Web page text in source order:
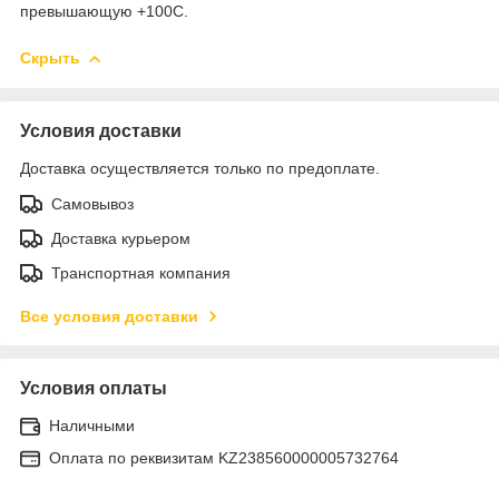
превышающую +100С.
Скрыть
Условия доставки
Доставка осуществляется только по предоплате.
Самовывоз
Доставка курьером
Транспортная компания
Все условия доставки
Условия оплаты
Наличными
Оплата по реквизитам KZ238560000005732764